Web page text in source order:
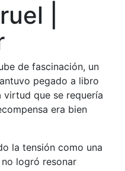
|
de fascinación, un
pegado a libro
virtud que se requería
era bien
la tensión como una
logró resonar